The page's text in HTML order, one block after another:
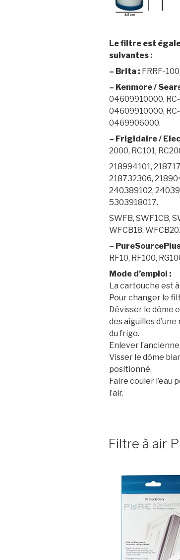
Le filtre est
suivantes :
– Brita : FRRF-100.
– Kenmore /
04609910000,
04609910000,
0469906000.
– Frigidaire /
2000, RC101,
218994101,
218732306,
240389102,
5303918017.
SWFB, SWF1CB,
WFCB18, WFCB20.
–
RF10, RF100,
Mode d’emploi :
La cartouche est à
Pour changer le
Dévisser le dôme
des aiguilles
du frigo.
Enlever
Visser le dôme
positionné.
Faire couler l’eau
l’air.
Filtre à air